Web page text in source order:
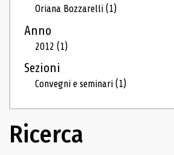
Oriana Bozzarelli(1)
Anno
2012(1)
Sezioni
Convegni e seminari(1)
Ricerca